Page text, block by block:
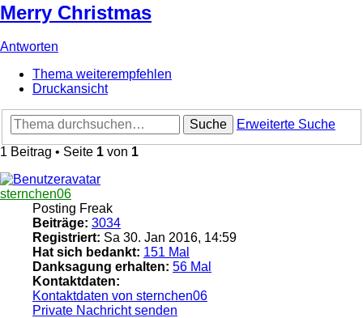
Merry Christmas
Antworten
Thema weiterempfehlen
Druckansicht
Suche
Erweiterte Suche
1 Beitrag • Seite 1 von 1
sternchen06
Posting Freak
Beiträge: 3034
Registriert: Sa 30. Jan 2016, 14:59
Hat sich bedankt: 151 Mal
Danksagung erhalten: 56 Mal
Kontaktdaten:
Kontaktdaten von sternchen06
Private Nachricht senden